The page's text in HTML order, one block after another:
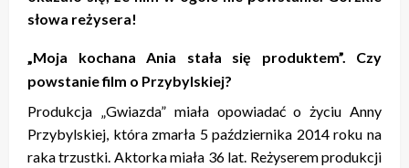
słowa reżysera!
„Moja kochana Ania stała się produktem”. Czy
powstanie film o Przybylskiej?
Produkcja „Gwiazda” miała opowiadać o życiu Anny
Przybylskiej, która zmarła 5 października 2014 roku na
raka trzustki. Aktorka miała 36 lat. Reżyserem produkcji